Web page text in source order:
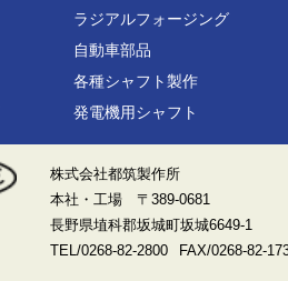
ラジアルフォージング
自動車部品
各種シャフト製作
発電機用シャフト
株式会社都筑製作所
本社・工場 〒389-0681
長野県埴科郡坂城町坂城6649-1
TEL/0268-82-2800 FAX/0268-82-